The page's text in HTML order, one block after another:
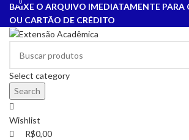
BAIXE O ARQUIVO IMEDIATAMENTE PARA
OU CARTÃO DE CRÉDITO
Select category
Search
Wishlist
0
R$0,00
0